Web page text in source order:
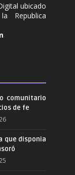
ubicado
Republica
comunitario
de fe
que disponia